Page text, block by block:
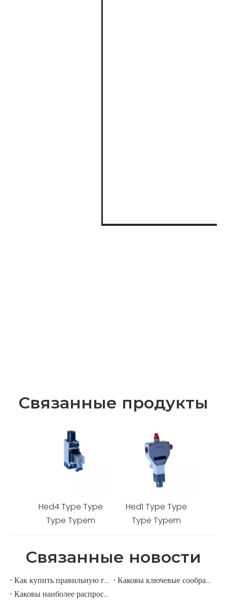
Связанные продукты
Hed4 Type Type
Type Typem
Hed1 Type Type
Type Typem
Связанные новости
Как купить правильную гидравлическую систему? Руководство по выбору гидравлической станции
Каковы ключевые соображения при разработке гидравлической мощности?
Каковы наиболее распространенные ошибки при выборе гидравлических компонентов?